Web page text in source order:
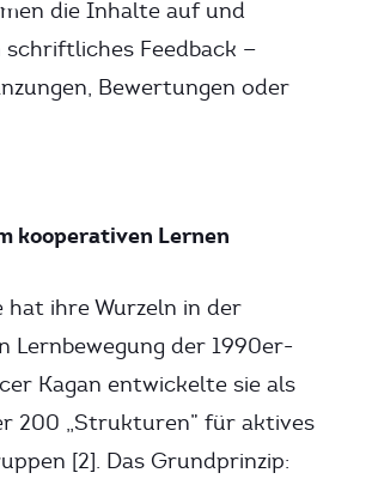
die Inhalte auf und
Feedback —
Bewertungen oder
kooperativen Lernen
hat ihre Wurzeln in der
Lernbewegung der 1990er-
Kagan entwickelte sie als
200 „Strukturen” für aktives
[2]. Das Grundprinzip: